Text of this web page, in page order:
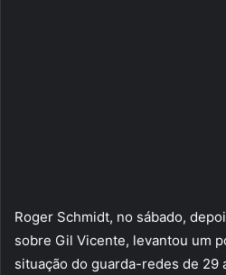
Roger Schmidt, no sábado,
sobre Gil Vicente, levantou um
situação do guarda-redes de 29